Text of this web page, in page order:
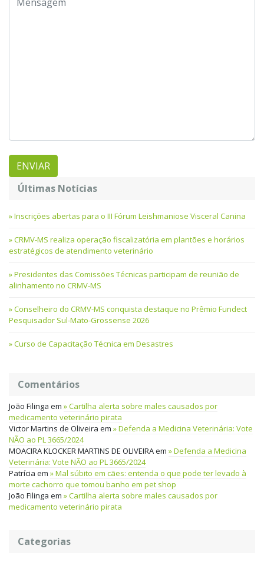
Últimas Notícias
Inscrições abertas para o III Fórum Leishmaniose Visceral Canina
CRMV-MS realiza operação fiscalizatória em plantões e horários
estratégicos de atendimento veterinário
Presidentes das Comissões Técnicas participam de reunião de
alinhamento no CRMV-MS
Conselheiro do CRMV-MS conquista destaque no Prêmio Fundect
Pesquisador Sul-Mato-Grossense 2026
Curso de Capacitação Técnica em Desastres
Comentários
João Filinga em
Cartilha alerta sobre males causados por
medicamento veterinário pirata
Victor Martins de Oliveira em
Defenda a Medicina Veterinária: Vote
NÃO ao PL 3665/2024
MOACIRA KLOCKER MARTINS DE OLIVEIRAem
Defenda a Medicina
Veterinária: Vote NÃO ao PL 3665/2024
Patrícia em
Mal súbito em cães: entenda o que pode ter levado à
morte cachorro que tomou banho em pet shop
João Filinga em
Cartilha alerta sobre males causados por
medicamento veterinário pirata
Categorias